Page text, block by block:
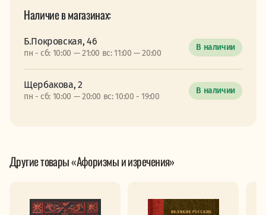
Наличие в магазинах:
Б.Покровская, 46
пн - сб: 10:00 — 21:00 вс: 11:00 — 20:00
В наличии
Щербакова, 2
пн - сб: 10:00 — 20:00 вс: 10:00 - 19:00
В наличии
Другие товары «Афоризмы и изречения»